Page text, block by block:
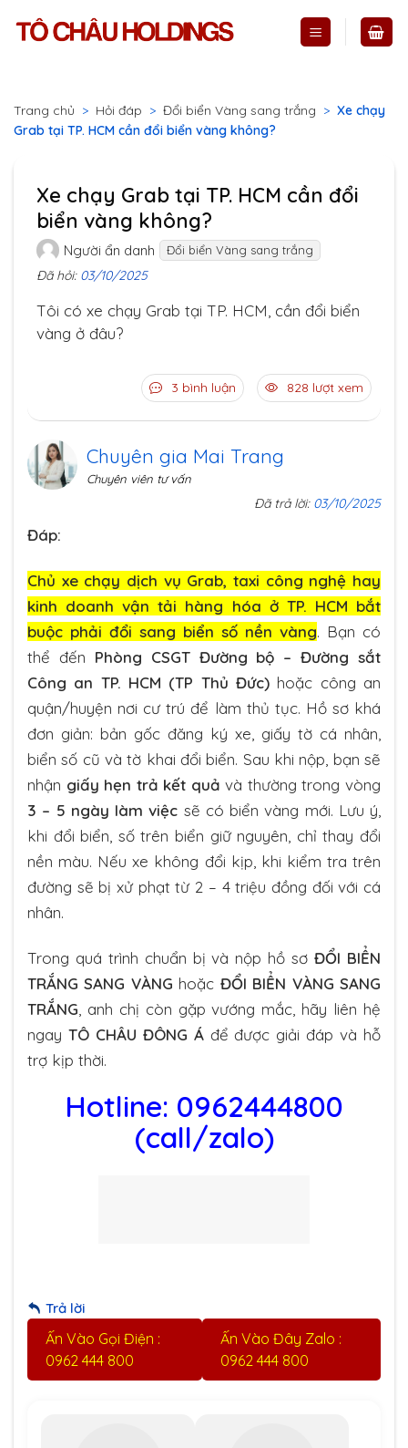
Trang chủ > Hỏi đáp > Đổi biển Vàng sang trắng > Xe chạy
Grab tại TP. HCM cần đổi biển vàng không?
Xe chạy Grab tại TP. HCM cần đổi
biển vàng không?
Người ẩn danh Đổi biển Vàng sang trắng
Đã hỏi: 03/10/2025
Tôi có xe chạy Grab tại TP. HCM, cần đổi biển
vàng ở đâu?
3 bình luận 828 lượt xem
Chuyên gia Mai Trang
Chuyên viên tư vấn
Đã trả lời: 03/10/2025
Đáp:
Chủ xe chạy dịch vụ Grab, taxi công nghệ hay
kinh doanh vận tải hàng hóa ở TP. HCM bắt
buộc phải đổi sang biển số nền vàng. Bạn có
thể đến Phòng CSGT Đường bộ – Đường sắt
Công an TP. HCM (TP Thủ Đức) hoặc công an
quận/huyện nơi cư trú để làm thủ tục. Hồ sơ khá
đơn giản: bản gốc đăng ký xe, giấy tờ cá nhân,
biển số cũ và tờ khai đổi biển. Sau khi nộp, bạn sẽ
nhận giấy hẹn trả kết quả và thường trong vòng
3 – 5 ngày làm việc sẽ có biển vàng mới. Lưu ý,
khi đổi biển, số trên biển giữ nguyên, chỉ thay đổi
nền màu. Nếu xe không đổi kịp, khi kiểm tra trên
đường sẽ bị xử phạt từ 2 – 4 triệu đồng đối với cá
nhân.
Trong quá trình chuẩn bị và nộp hồ sơĐỔI BIỂN
TRẮNG SANG VÀNG hoặc ĐỔI BIỂN VÀNG SANG
TRẮNG, anh chị còn gặp vướng mắc, hãy liên hệ
ngay TÔ CHÂU ĐÔNG Áđể được giải đáp và hỗ
trợ kịp thời.
Hotline: 0962444800
(call/zalo)
Trả lời
Ấn Vào Gọi Điện :
0962 444 800
Ấn Vào Đây Zalo :
0962 444 800